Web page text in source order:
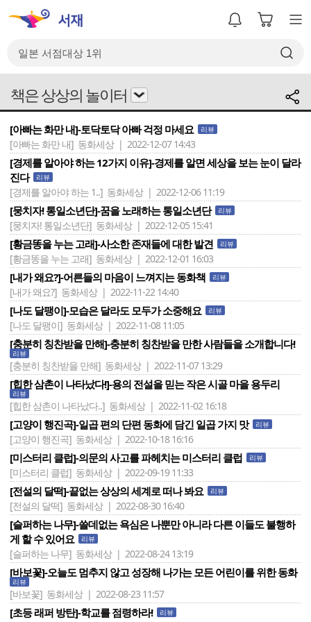
책은 상상의 놀이터
[아빠는 화만 내]-토닥토닥 아빠 걱정 마세요 리뷰
[아빠는 화만 내] 동화세상 | 2022-12-07 14:43
[경제를 알아야 하는 12가지 이유]-경제를 알면 세상을 보는 눈이 달라
진다
리뷰
[경제를 알아야 하는 1..] 동화세상 | 2022-12-06 11:19
[뭉치자! 통일소년단]-꿈을 노래하는 통일소년단 리뷰
[뭉치자! 통일소년단] 동화세상 | 2022-12-05 15:41
[황금똥을 누는 고래]-사소한 존재들에 대한 발견 리뷰
[황금똥을 누는 고래] 동화세상 | 2022-12-01 16:03
[내가 왜요?]-어른들의 마음이 느껴지는 동화책 리뷰
[내가 왜요?] 동화세상 | 2022-11-22 14:40
[나도 달팽이]-모습은 달라도 모두가 소중해요 리뷰
[나도 달팽이] 동화세상 | 2022-11-08 11:05
[충분히 칭찬받을 만해]-충분히 칭찬받을 만한 사람들을 소개합니다!
리뷰
[충분히 칭찬받을 만해] 동화세상 | 2022-11-07 13:29
[힙한 삼촌이 나타났다!]-용의 전설을 믿는 작은 시골 마을 용두리
리뷰
[힙한 삼촌이 나타났다..] 동화세상 | 2022-11-02 16:18
[고양이 행진곡]-일곱 편의 단편 동화에 담긴 일곱 가지 맛 리뷰
[고양이 행진곡] 동화세상 | 2022-10-18 16:16
[미스터리 클럽]-의문의 사고를 파헤치는 미스터리 클럽 리뷰
[미스터리 클럽] 동화세상 | 2022-09-19 11:33
[전설의 달떡]-끝없는 상상의 세계로 떠나 봐요 리뷰
[전설의 달떡] 동화세상 | 2022-08-30 16:40
[슬퍼하는 나무]-쓸데없는 욕심은 나뿐만 아니라 다른 이들도 불행하
게 할 수 있어요
리뷰
[슬퍼하는 나무] 동화세상 | 2022-08-24 13:19
[바보꽃]-오늘도 멈추지 않고 성장해 나가는 모든 어린이를 위한 동화
리뷰
[바보꽃] 동화세상 | 2022-08-23 11:57
[초등 래퍼 방탄]-학교를 점령하라! 리뷰